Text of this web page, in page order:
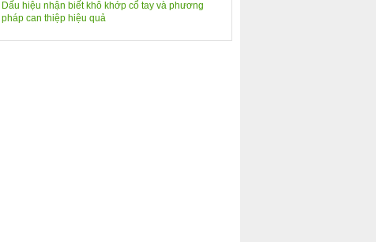
Dấu hiệu nhận biết khô khớp cổ tay và phương
pháp can thiệp hiệu quả